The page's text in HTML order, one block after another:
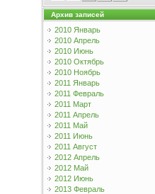
Архив записей
2010 Январь
2010 Апрель
2010 Июнь
2010 Октябрь
2010 Ноябрь
2011 Январь
2011 Февраль
2011 Март
2011 Апрель
2011 Май
2011 Июнь
2011 Август
2012 Апрель
2012 Май
2012 Июнь
2013 Февраль